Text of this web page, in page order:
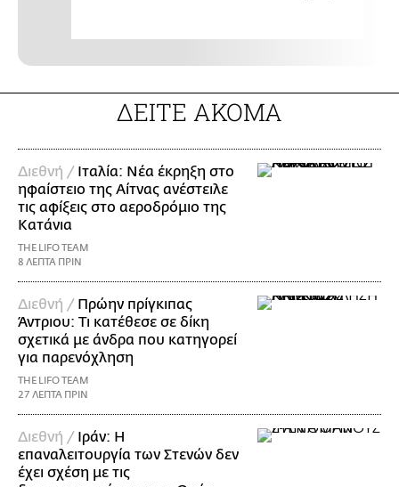
ΔΕΙΤΕ ΑΚΟΜΑ
Διεθνή / Ιταλία: Νέα έκρηξη στο
ηφαίστειο της Αίτνας ανέστειλε
τις αφίξεις στο αεροδρόμιο της
Κατάνια
THE LIFO TEAM
8 ΛΕΠΤΑ ΠΡΙΝ
Διεθνή / Πρώην πρίγκιπας
Άντριου: Τι κατέθεσε σε δίκη
σχετικά με άνδρα που κατηγορεί
για παρενόχληση
THE LIFO TEAM
27 ΛΕΠΤΑ ΠΡΙΝ
Διεθνή / Ιράν: Η
επαναλειτουργία των Στενών δεν
έχει σχέση με τις